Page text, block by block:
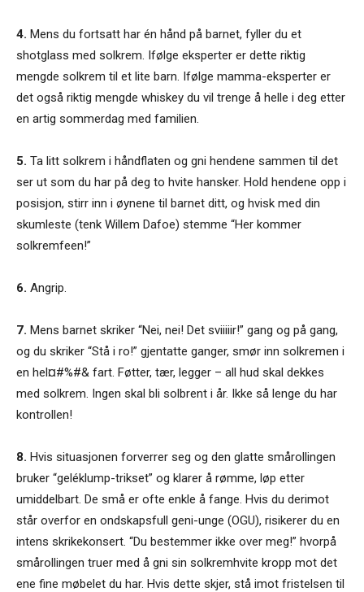
4. Mens du fortsatt har én hånd på barnet, fyller du et
shotglass med solkrem. Ifølge eksperter er dette riktig
mengde solkrem til et lite barn. Ifølge mamma-eksperter er
det også riktig mengde whiskey du vil trenge å helle i deg etter
en artig sommerdag med familien.
5. Ta litt solkrem i håndflaten og gni hendene sammen til det
ser ut som du har på deg to hvite hansker. Hold hendene opp i
posisjon, stirr inn i øynene til barnet ditt, og hvisk med din
skumleste (tenk Willem Dafoe) stemme “Her kommer
solkremfeen!”
6. Angrip.
7. Mens barnet skriker “Nei, nei! Det sviiiiir!” gang og på gang,
og du skriker “Stå i ro!” gjentatte ganger, smør inn solkremen i
en hel¤#%#& fart. Føtter, tær, legger – all hud skal dekkes
med solkrem. Ingen skal bli solbrent i år. Ikke så lenge du har
kontrollen!
8. Hvis situasjonen forverrer seg og den glatte smårollingen
bruker “geléklump-trikset” og klarer å rømme, løp etter
umiddelbart. De små er ofte enkle å fange. Hvis du derimot
står overfor en ondskapsfull geni-unge (OGU), risikerer du en
intens skrikekonsert. “Du bestemmer ikke over meg!” hvorpå
smårollingen truer med å gni sin solkremhvite kropp mot det
ene fine møbelet du har. Hvis dette skjer, stå imot fristelsen til